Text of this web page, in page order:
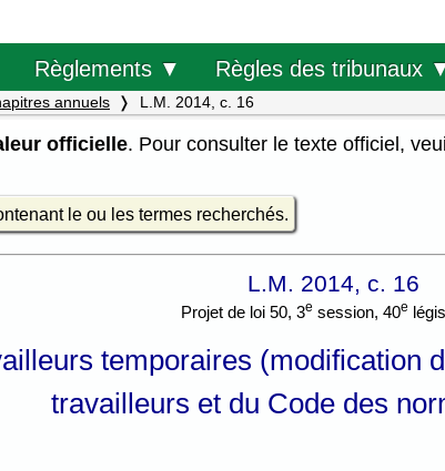
Règlements ▼ Règles des tribunaux
annuels L.M. 2014, c. 16
officielle. Pour consulter le texte officiel,
le ou les termes recherchés.
L.M. 2014, c. 16
Projet de loi 50, 3e session, 40e
temporaires (modification
travailleurs et du Code des